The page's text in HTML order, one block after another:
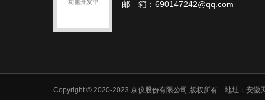
邮 箱：690147242@qq.com
Copyright © 2020-2023 京仪股份有限公司 版权所有 地址：安